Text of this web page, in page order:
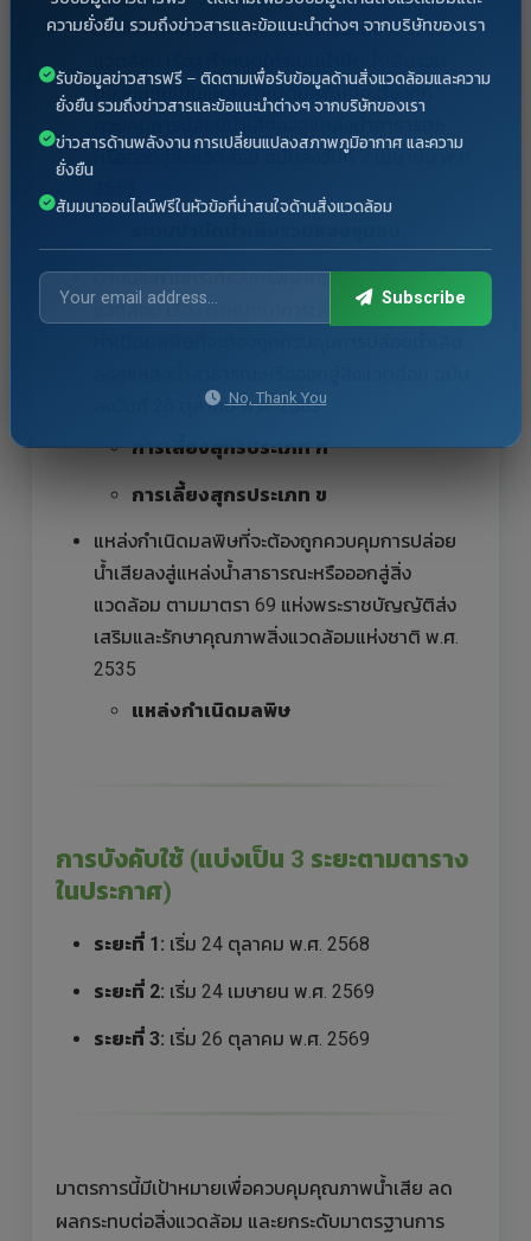
ตามประกาศกระทรวงทรัพยากรธรรมชาติและสิ่ง
ของชุมชนเป็นแหล่งกำเนิดมลพิษที่จะต้องถูก
หรือออกสู่สิ่งแวดล้อม ฉบับลงวันที่ 7 เมษายน พ.ศ.
ตามประกาศกระทรวงทรัพยากรธรรมชาติและสิ่ง
แวดล้อม เรื่อง กำหนดให้การเลี้ยงสุกรเป็นแหล่ง
ลงวันที่ 26 ตุลาคม พ.ศ. 2563
การเลี้ยงสุกรประเภท ก
การเลี้ยงสุกรประเภท ข
แหล่งกำเนิดมลพิษที่จะต้องถูกควบคุมการปล่อย
น้ำเสียลงสู่แหล่งน้ำสาธารณะหรือออกสู่สิ่ง
แวดล้อม ตามมาตรา 69 แห่งพระราชบัญญัติส่ง
เสริมและรักษาคุณภาพสิ่งแวดล้อมแห่งชาติ พ.ศ.
2535
แหล่งกำเนิดมลพิษ
การบังคับใช้ (แบ่งเป็น 3 ระยะตามตาราง
ในประกาศ)
ระยะที่ 1: เริ่ม 24 ตุลาคม พ.ศ. 2568
ระยะที่ 2: เริ่ม 24 เมษายน พ.ศ. 2569
ระยะที่ 3: เริ่ม 26 ตุลาคม พ.ศ. 2569
มาตรการนี้มีเป้าหมายเพื่อควบคุมคุณภาพน้ำเสีย ลด
ผลกระทบต่อสิ่งแวดล้อม และยกระดับมาตรฐานการ
ความยั่งยืน รวมถึงข่าวสารและข้อแนะนำต่างๆ จากบริษัทของเรา
รับข้อมูลข่าวสารฟรี – ติดตามเพื่อรับข้อมูลด้านสิ่งแวดล้อมและความ
ยั่งยืน รวมถึงข่าวสารและข้อแนะนำต่างๆ จากบริษัทของเรา
ข่าวสารด้านพลังงาน การเปลี่ยนแปลงสภาพภูมิอากาศ และความ
ยั่งยืน
สัมมนาออนไลน์ฟรีในหัวข้อที่น่าสนใจด้านสิ่งแวดล้อม
Subscribe
No, Thank You